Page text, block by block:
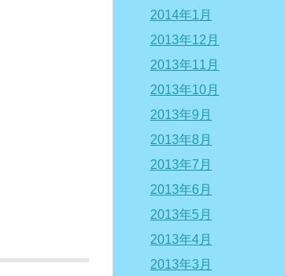
2014年1月
2013年12月
2013年11月
2013年10月
2013年9月
2013年8月
2013年7月
2013年6月
2013年5月
2013年4月
2013年3月